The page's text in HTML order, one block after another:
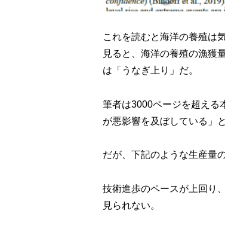
これを読むと海洋の養殖は
見ると、海洋の養殖の漁獲
は「うなぎ上り」だ。
筆者は3000ページを超える
が悪影響を及ぼしている」
だが、下記のような生産量
技術進歩のペースが上回り
見られない。